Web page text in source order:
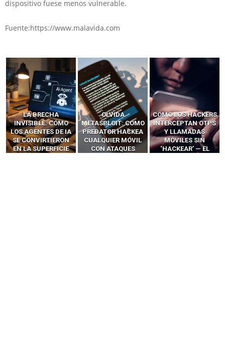
dispositivo fuese menos vulnerable.
Fuente:https://www.malavida.com
LA BRECHA
INVISIBLE: CÓMO
LOS AGENTES DE IA
SE CONVIRTIERON
EN LA SUPERFICIE
OLVIDA
METASPLOIT: CÓMO
PREDATOR HACKEA
CUALQUIER MÓVIL
CON ATAQUES
CÓMO LOS HACKERS
INTERCEPTAN OTPS
Y LLAMADAS
MÓVILES SIN
‘HACKEAR’ — EL